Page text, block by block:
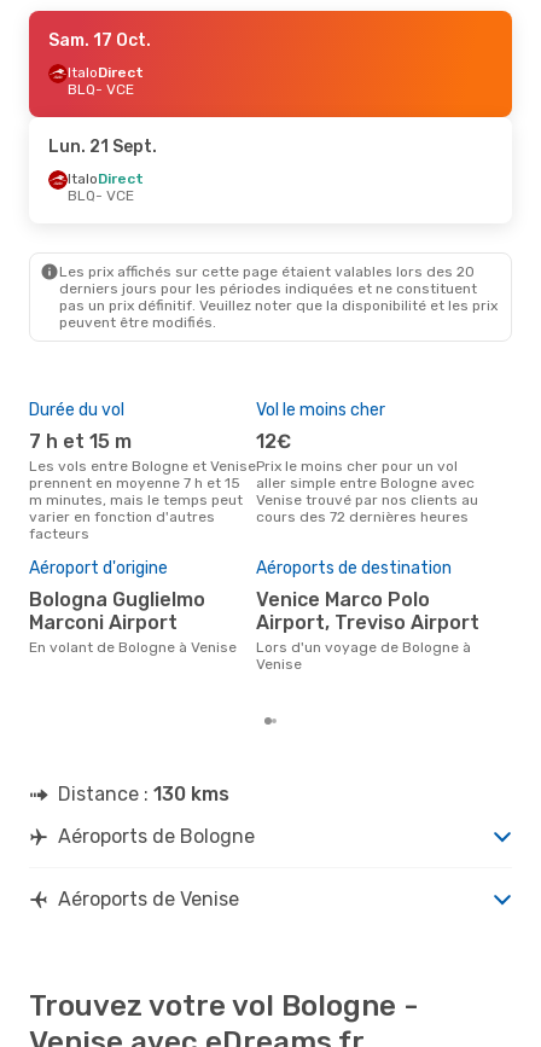
Lun. 21 Sept.
ItaloDirect
BLQ- VCE
VCE- BLQ
Mar. 15 Sept.
- BLQ
Mar. 1 Sept.- Mar. 1 Sept.
VCE- BLQ
Sam. 17 Oct.
ItaloDirect
BLQ- VCE
Lun. 21 Sept.
ItaloDirect
BLQ- VCE
Les prix affichés sur cette page étaient valables lors des 20
derniers jours pour les périodes indiquées et ne constituent
pas un prix définitif. Veuillez noter que la disponibilité et les prix
peuvent être modifiés.
Durée du vol
7 h et 15 m
Les vols entre Bologne et Venise
prennent en moyenne 7 h et 15
m minutes, mais le temps peut
varier en fonction d'autres
facteurs
Vol le moins cher
12€
Prix le moins cher pour un vol
aller simple entre Bologne avec
Venise trouvé par nos clients au
cours des 72 dernières heures
Aéroport d'origine
Bologna Guglielmo
Marconi Airport
En volant de Bologne à Venise
Aéroports de destination
Venice Marco Polo
Airport, Treviso Airport
Lors d'un voyage de Bologne à
Venise
Distance : 130 kms
Aéroports de Bologne
Aéroports de Venise
Trouvez votre vol Bologne -